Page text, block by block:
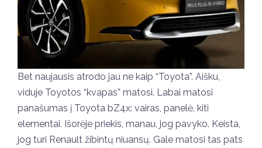
Bet naujausis atrodo jau ne kaip “Toyota”. Aišku,
viduje Toyotos “kvapas” matosi. Labai matosi
panašumas į Toyota bZ4x: vairas, panelė, kiti
elementai. Išorėje priekis, manau, jog pavyko. Keista,
jog turi Renault žibintų niuansų. Gale matosi tas pats